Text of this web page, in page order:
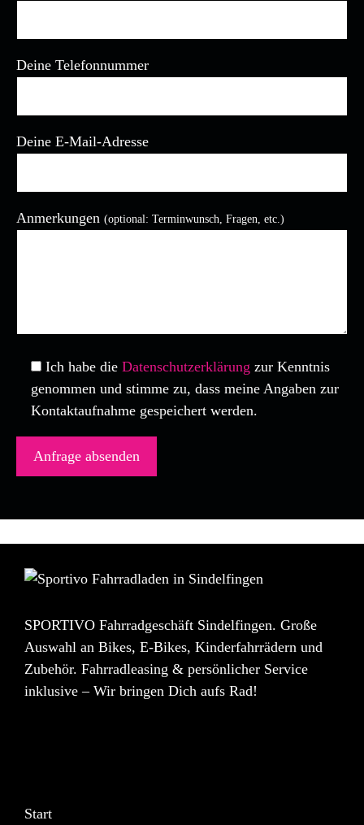
Deine Telefonnummer
Deine E-Mail-Adresse
Bitte lasse dieses Feld leer.
Anmerkungen (optional: Terminwunsch, Fragen, etc.)
Ich habe die Datenschutzerklärung zur Kenntnis
genommen und stimme zu, dass meine Angaben zur
Kontaktaufnahme gespeichert werden.
SPORTIVO Fahrradgeschäft Sindelfingen. Große
Auswahl an Bikes, E-Bikes, Kinderfahrrädern und
Zubehör. Fahrradleasing & persönlicher Service
inklusive – Wir bringen Dich aufs Rad!
Start